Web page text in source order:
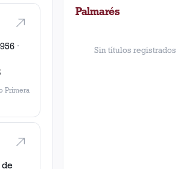
·
Primera
Palmarés
Sin títulos registrados